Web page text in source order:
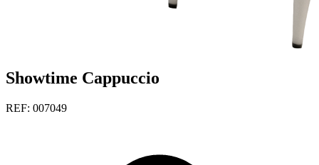
Showtime Cappuccio
REF: 007049